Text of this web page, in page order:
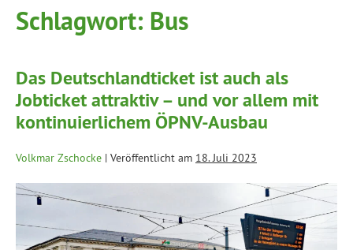
Schlagwort: Bus
Das Deutschlandticket ist auch als
Jobticket attraktiv – und vor allem mit
kontinuierlichem ÖPNV-Ausbau
Volkmar Zschocke | Veröffentlicht am 18. Juli 2023